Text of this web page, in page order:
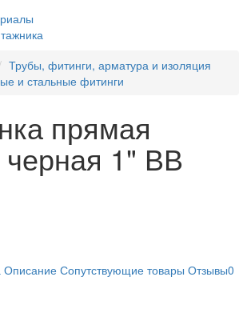
Трубы, фитинги, арматура и изоляция
и стальные фитинги
прямая
черная 1" ВВ
Описание Сопутствующие товары Отзывы0